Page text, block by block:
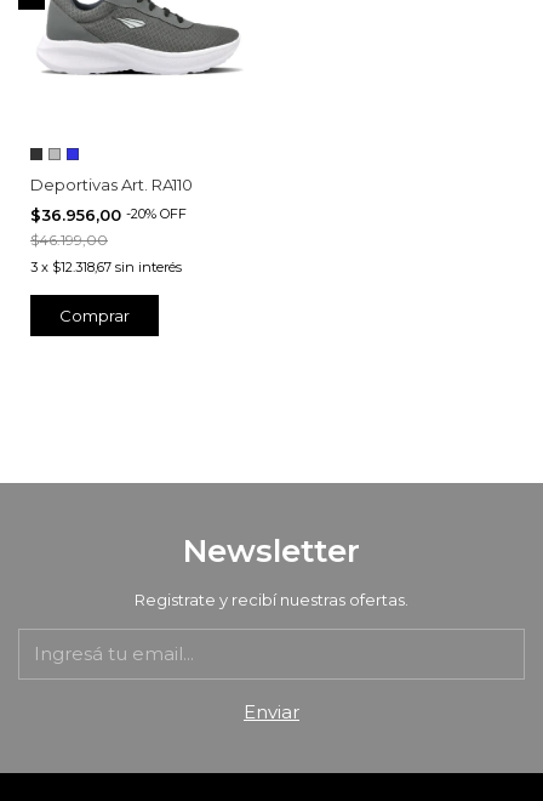
Deportivas Art. RA110
$36.956,00 -20% OFF
$46.199,00
3 x $12.318,67 sin interés
Comprar
Newsletter
Registrate y recibí nuestras ofertas.